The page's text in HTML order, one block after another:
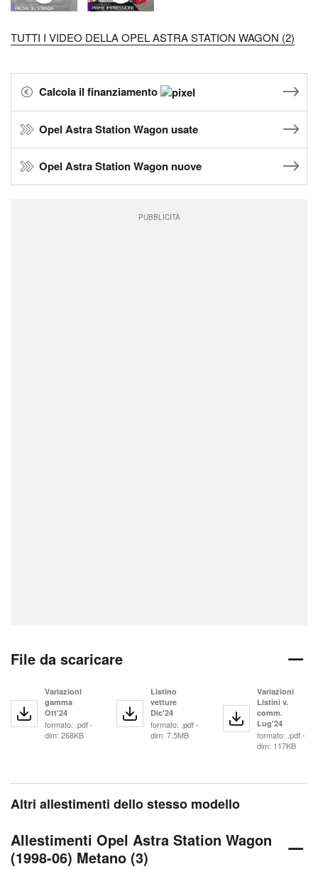
TUTTI I VIDEO DELLA OPEL ASTRA STATION WAGON (2)
Calcola il finanziamento
Opel Astra Station Wagon usate
Opel Astra Station Wagon nuove
PUBBLICITÀ
File da scaricare
Variazioni
gamma
Ott'24
formato: .pdf -
dim: 268KB
Listino
vetture
Dic'24
formato: .pdf -
dim: 7.5MB
Variazioni
Listini v.
comm.
Lug'24
formato: .pdf -
dim: 117KB
Altri allestimenti dello stesso modello
Allestimenti Opel Astra Station Wagon
(1998-06) Metano (3)